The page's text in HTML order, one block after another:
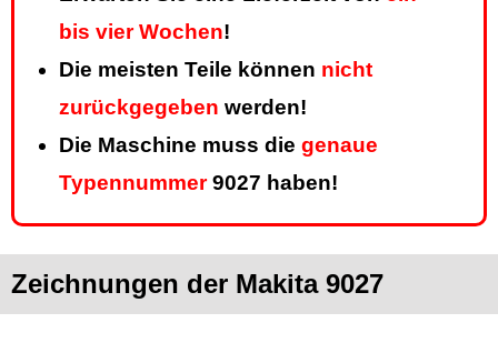
bis vier Wochen!
Die meisten Teile können nicht
zurückgegeben werden!
Die Maschine muss die genaue
Typennummer9027 haben!
Zeichnungen der Makita 9027